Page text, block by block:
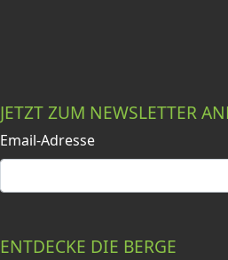
JETZT ZUM NEWSLETTER
Email-Adresse
ENTDECKE DIE BERGE